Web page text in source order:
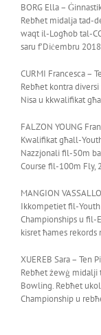
BORG Ella –
Rebħet midalja tad-
waqt il-Logħob tal-
saru f’Diċembru
CURMI Francesca –
Rebħet kontra
Nisa u kkwalifikat
FALZON YOUNG
Kwalifikat għall-
Nazzjonali fil-50m
Course fil-100m Fly,
MANGION
Ikkompetiet fil-
Championships u fil-
kisret ħames
XUEREB Sara – Ten
Rebħet żewġ
Bowling. Rebħet
Championship u